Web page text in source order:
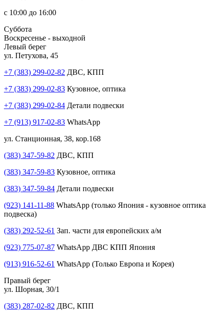
с 10:00 до 16:00
Суббота
Воскресенье - выходной
Левый берег
ул. Петухова, 45
+7 (383) 299-02-82 ДВС, КПП
+7 (383) 299-02-83 Кузовное, оптика
+7 (383) 299-02-84 Детали подвески
+7 (913) 917-02-83 WhatsApp
ул. Станционная, 38, кор.168
(383) 347-59-82 ДВС, КПП
(383) 347-59-83 Кузовное, оптика
(383) 347-59-84 Детали подвески
(923) 141-11-88 WhatsApp (только Япония - кузовное оптика
подвеска)
(383) 292-52-61 Зап. части для европейских а/м
(923) 775-07-87 WhatsApp ДВС КПП Япония
(913) 916-52-61 WhatsApp (Только Европа и Корея)
Правый берег
ул. Шорная, 30/1
(383) 287-02-82 ДВС, КПП